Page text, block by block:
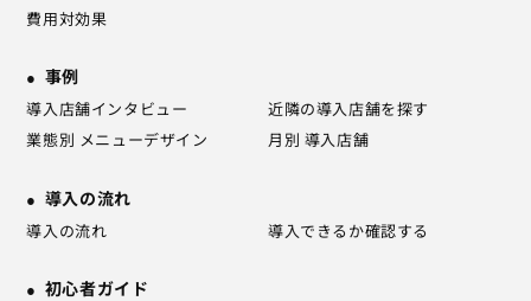
費用対効果
事例
導入店舗インタビュー
近隣の導入店舗を探す
業態別 メニューデザイン
月別 導入店舗
導入の流れ
導入の流れ 導入できるか確認する
初心者ガイド